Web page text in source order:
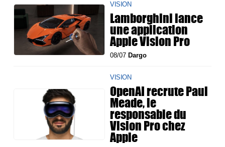
VISION
Lamborghini lance
une application
Apple Vision Pro
08/07 Dargo
VISION
OpenAI recrute Paul
Meade, le
responsable du
Vision Pro chez
Apple